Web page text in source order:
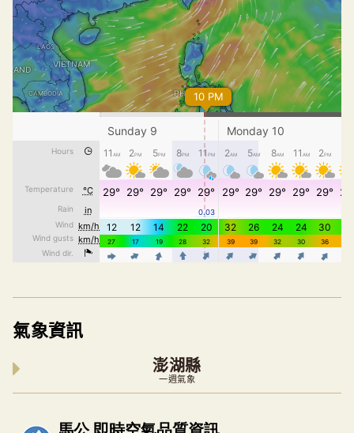
氣象資訊
澎湖縣
一週氣象
內嵌空氣品質小工具為視覺預覽，完整即時空